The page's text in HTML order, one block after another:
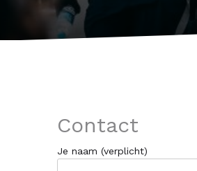
Contact
Je naam (verplicht)